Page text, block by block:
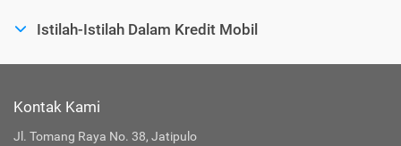
Istilah-Istilah Dalam Kredit Mobil
Kontak Kami
Jl. Tomang Raya No. 38, Jatipulo